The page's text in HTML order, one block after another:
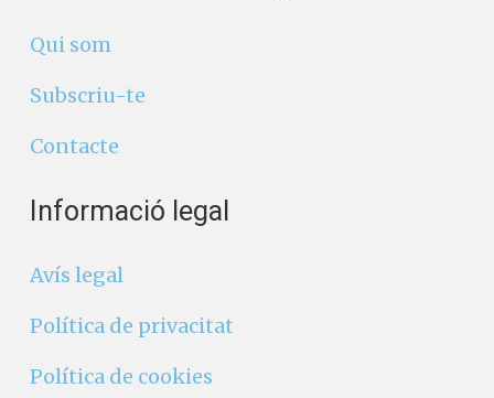
Qui som
Subscriu-te
Contacte
Informació legal
Avís legal
Política de privacitat
Política de cookies